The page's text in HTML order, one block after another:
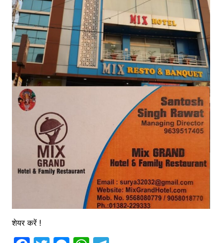
शेयर करें !